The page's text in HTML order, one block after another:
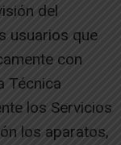
del
usuarios que
con
Técnica
los Servicios
los aparatos,